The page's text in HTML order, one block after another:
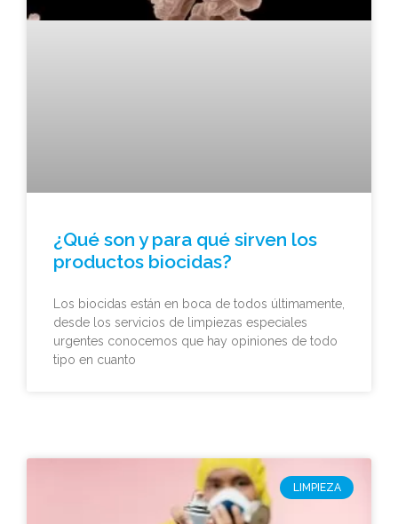
¿Qué son y para qué sirven los
productos biocidas?
Los biocidas están en boca de todos últimamente,
desde los servicios de limpiezas especiales
urgentes conocemos que hay opiniones de todo
tipo en cuanto
LIMPIEZA